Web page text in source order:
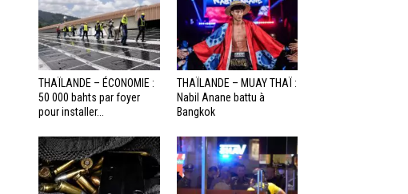
THAÏLANDE – ÉCONOMIE :
50 000 bahts par foyer
pour installer...
THAÏLANDE – MUAY THAÏ :
Nabil Anane battu à
Bangkok